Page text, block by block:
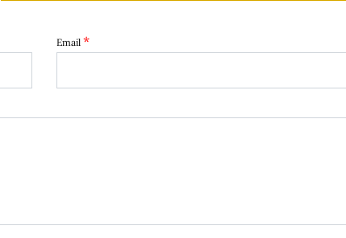
Email*